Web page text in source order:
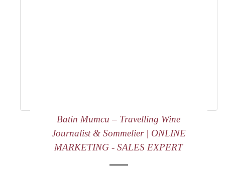
Batin Mumcu – Travelling Wine
Journalist & Sommelier | ONLINE
MARKETING - SALES EXPERT